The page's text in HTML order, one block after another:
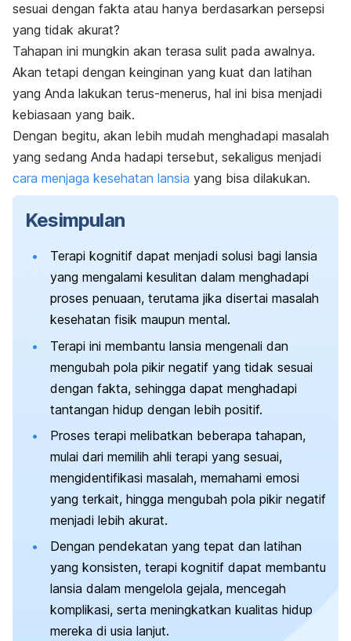
sesuai dengan fakta atau hanya berdasarkan persepsi
yang tidak akurat?
Tahapan ini mungkin akan terasa sulit pada awalnya.
Akan tetapi dengan keinginan yang kuat dan latihan
yang Anda lakukan terus-menerus, hal ini bisa menjadi
kebiasaan yang baik.
Dengan begitu, akan lebih mudah menghadapi masalah
yang sedang Anda hadapi tersebut, sekaligus menjadi
cara menjaga kesehatan lansia yang bisa dilakukan.
Kesimpulan
Terapi kognitif dapat menjadi solusi bagi lansia
yang mengalami kesulitan dalam menghadapi
proses penuaan, terutama jika disertai masalah
kesehatan fisik maupun mental.
Terapi ini membantu lansia mengenali dan
mengubah pola pikir negatif yang tidak sesuai
dengan fakta, sehingga dapat menghadapi
tantangan hidup dengan lebih positif.
Proses terapi melibatkan beberapa tahapan,
mulai dari memilih ahli terapi yang sesuai,
mengidentifikasi masalah, memahami emosi
yang terkait, hingga mengubah pola pikir negatif
menjadi lebih akurat.
Dengan pendekatan yang tepat dan latihan
yang konsisten, terapi kognitif dapat membantu
lansia dalam mengelola gejala, mencegah
komplikasi, serta meningkatkan kualitas hidup
mereka di usia lanjut.